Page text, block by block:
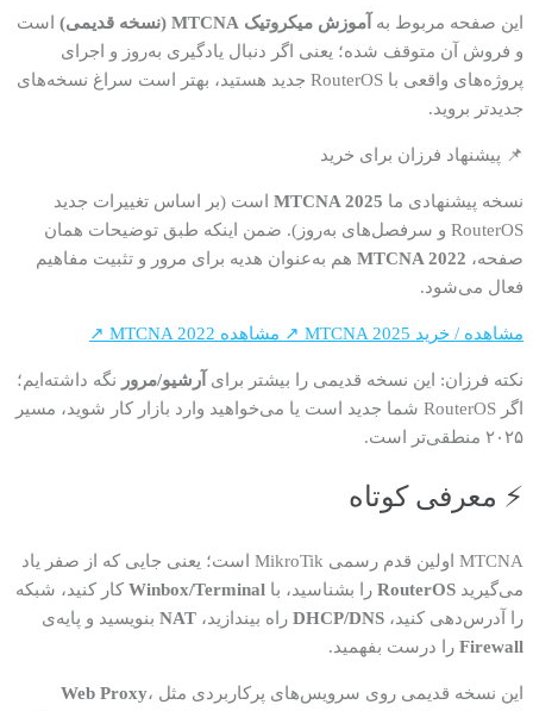
این صفحه مربوط به آموزش میکروتیک MTCNA (نسخه قدیمی)
است
و فروش آن متوقف شده؛ یعنی اگر دنبال یادگیری به‌روز و اجرای
پروژه‌های واقعی با RouterOS جدید هستید، بهتر است سراغ نسخه‌های
جدیدتر بروید.
📌 پیشنهاد فرزان برای خرید
نسخه پیشنهادی ما MTCNA 2025 است (بر اساس تغییرات جدید
RouterOS و سرفصل‌های به‌روز). ضمن اینکه طبق توضیحات همان
صفحه، MTCNA 2022 هم به‌عنوان هدیه برای مرور و تثبیت مفاهیم
فعال می‌شود.
مشاهده / خرید MTCNA 2025 ↗ مشاهده MTCNA 2022 ↗
نکته فرزان: این نسخه قدیمی را بیشتر برای آرشیو/مرور نگه داشته‌ایم؛
اگر RouterOS شما جدید است یا می‌خواهید وارد بازار کار شوید، مسیر
۲۰۲۵ منطقی‌تر است.
⚡ معرفی کوتاه
MTCNA اولین قدم رسمی MikroTik است؛ یعنی جایی که از صفر یاد
می‌گیرید RouterOS را بشناسید، با Winbox/Terminal کار کنید، شبکه
را آدرس‌دهی کنید، DHCP/DNS راه بیندازید، NAT بنویسید و پایه‌ی
Firewall را درست بفهمید.
این نسخه قدیمی روی سرویس‌های پرکاربردی مثل Web Proxy،